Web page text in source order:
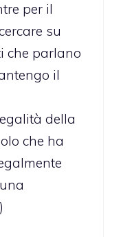
per il
su
che parlano
il
della
che ha